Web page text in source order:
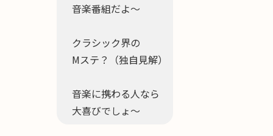
音楽番組だよ～
クラシック界の
Mステ？（独自見解）
音楽に携わる人なら
大喜びでしょ～